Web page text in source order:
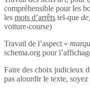
compréhensible pour les
les mots d’arrêts tel-que
voiture-course)
Travail de l’aspect «
schema.org pour
Faire des choix judicieux
pas alourdir le texte, soyez